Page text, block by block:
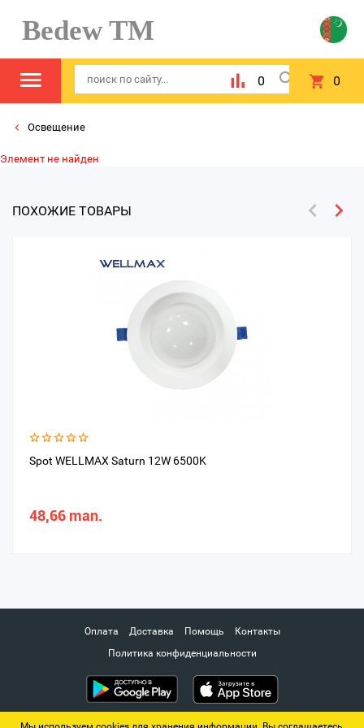
Bedew TM
0 0
Освещение
Элемент не найден
ПОХОЖИЕ ТОВАРЫ
Spot WELLMAX Saturn 12W 6500K
48,66 man.
Оплата Доставка Помощь
Контакты
Политика конфиденциальности